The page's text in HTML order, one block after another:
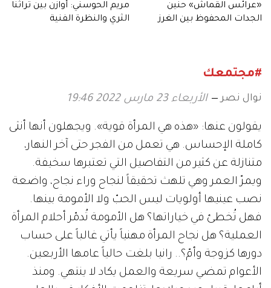
«عرائس القماش» حنين
الجدات المحفوظ بين الغرز
مريم الحوسني: أوازن بين تراثنا
الثري والنظرة الفنية
#مجتمعك
نوال نصر الأربعاء 23 مارس 2022 19:46
يقولون عنها: «هذه هي المرأة قوية». ويجهلون أنها أنثى
كاملة الإحساس. هي تعمل من الفجر حتى آخر النهار،
متنازلة عن كثير من التفاصيل التي تعتبرها سخيفة.
ويمرّ العمر وهي تلهث تحقيقاً لنجاح وراء نجاح، واضعة
نصب عينيها أولويات ليس الحبّ ولا الأمومة بينها.
فهل تُخطئ في خياراتها؟ هل الأمومة تُدمّر أحلام المرأة
العملية؟ هل نجاح المرأة مهنياً يأتي غالباً على حساب
دورها كزوجة وأمّ؟.. رانيا بلغت حالياً عامها الأربعين.
الأعوام تمضي سريعة والعمل يكاد لا ينتهي. ومنذ